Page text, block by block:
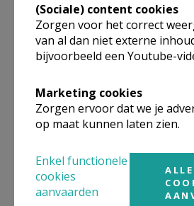
WEEK 29,
WEEK 26
(Sociale) content cookies
Zorgen voor het correct
van al dan niet externe
bijvoorbeeld een Youtube-
Marketing cookies
Zorgen ervoor dat we je
op maat kunnen laten zien.
Enkel functionele
cookies
aanvaarden
ALLE